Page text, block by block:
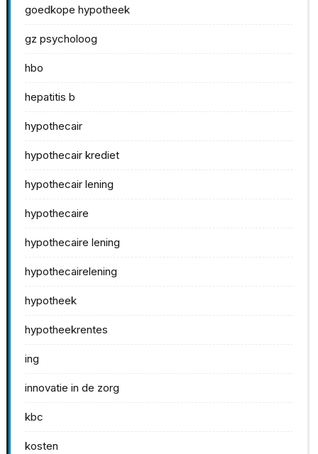
goedkope hypotheek
gz psycholoog
hbo
hepatitis b
hypothecair
hypothecair krediet
hypothecair lening
hypothecaire
hypothecaire lening
hypothecairelening
hypotheek
hypotheekrentes
ing
innovatie in de zorg
kbc
kosten